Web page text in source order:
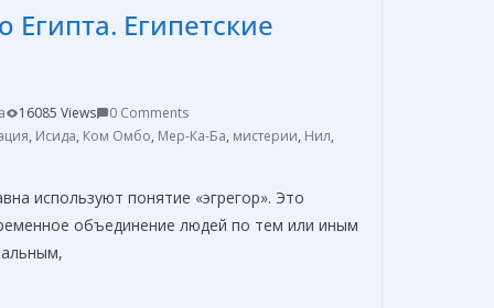
Египта. Египетские
16085 Views
0 Comments
, Исида, Ком Омбо, Мер-Ка-Ба, мистерии, Нил,
используют понятие «эгрегор». Это
объединение людей по тем или иным